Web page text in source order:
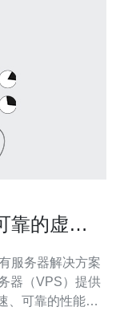
靠的虚拟
服务器解决方案
器（VPS）提供
、可靠的性能而